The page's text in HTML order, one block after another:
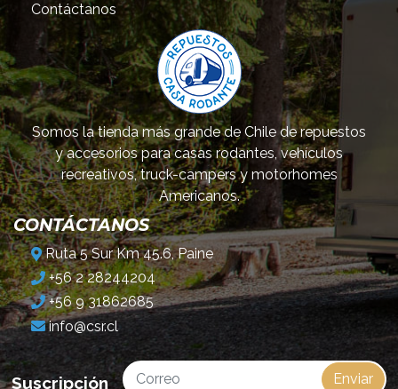
Contáctanos
Somos la tienda más grande de Chile de repuestos
y accesorios para casas rodantes, vehículos
recreativos, truck-campers y motorhomes
Americanos.
CONTÁCTANOS
Ruta 5 Sur Km 45.6, Paine
+56 2 28244204
+56 9 31862685
info@csr.cl
Suscripción Enviar